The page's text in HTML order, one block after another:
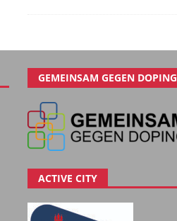
GEMEINSAM GEGEN DOPING
ACTIVE CITY